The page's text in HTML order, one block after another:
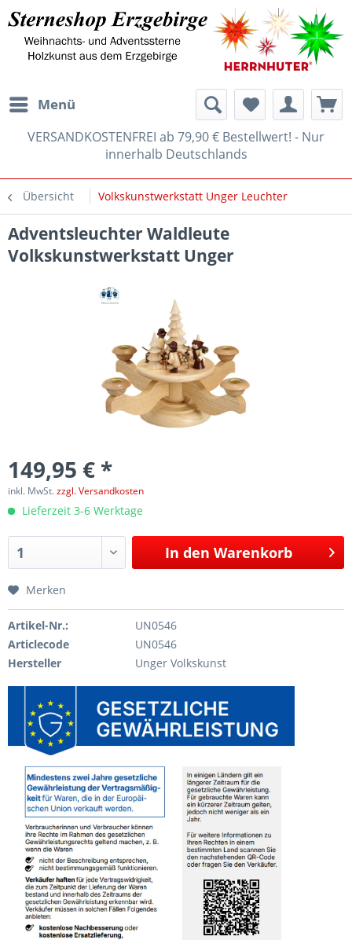
Menü
VERSANDKOSTENFREI ab 79,90 € Bestellwert! - Nur
innerhalb Deutschlands
Übersicht Volkskunstwerkstatt Unger Leuchter
Adventsleuchter Waldleute
Volkskunstwerkstatt Unger
149,95 € *
inkl. MwSt.zzgl. Versandkosten
Lieferzeit 3-6 Werktage
In den Warenkorb
Merken
Artikel-Nr.:
UN0546
Articlecode
UN0546
Hersteller
Unger Volkskunst